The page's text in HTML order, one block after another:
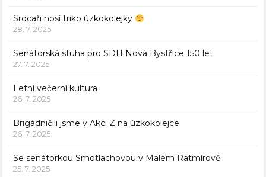
Srdcaři nosí triko úzkokolejky
28. 7. 2025
Senátorská stuha pro SDH Nová Bystřice 150 let
27. 7. 2025
Letní večerní kultura
26. 7. 2025
Brigádničili jsme v Akci Z na úzkokolejce
26. 7. 2025
Se senátorkou Smotlachovou v Malém Ratmírově
25. 7. 2025